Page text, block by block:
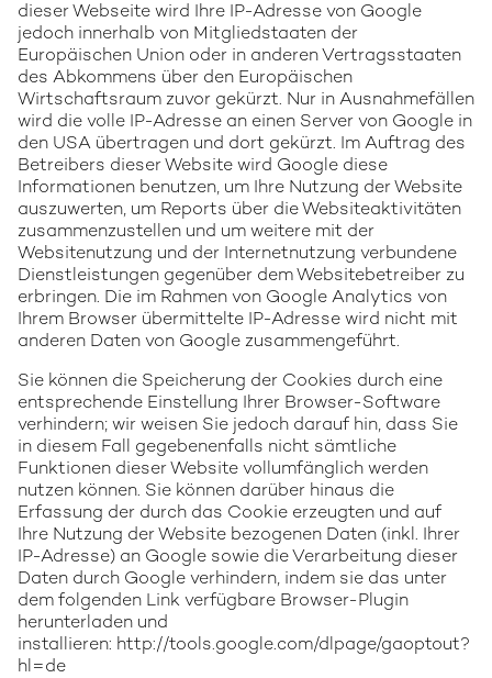
dieser Webseite wird Ihre IP-Adresse von Google
jedoch innerhalb von Mitgliedstaaten der
Europäischen Union oder in anderen Vertragsstaaten
des Abkommens über den Europäischen
Wirtschaftsraum zuvor gekürzt. Nur in Ausnahmefällen
wird die volle IP-Adresse an einen Server von Google in
den USA übertragen und dort gekürzt. Im Auftrag des
Betreibers dieser Website wird Google diese
Informationen benutzen, um Ihre Nutzung der Website
auszuwerten, um Reports über die Websiteaktivitäten
zusammenzustellen und um weitere mit der
Websitenutzung und der Internetnutzung verbundene
Dienstleistungen gegenüber dem Websitebetreiber zu
erbringen. Die im Rahmen von Google Analytics von
Ihrem Browser übermittelte IP-Adresse wird nicht mit
anderen Daten von Google zusammengeführt.
Sie können die Speicherung der Cookies durch eine
entsprechende Einstellung Ihrer Browser-Software
verhindern; wir weisen Sie jedoch darauf hin, dass Sie
in diesem Fall gegebenenfalls nicht sämtliche
Funktionen dieser Website vollumfänglich werden
nutzen können. Sie können darüber hinaus die
Erfassung der durch das Cookie erzeugten und auf
Ihre Nutzung der Website bezogenen Daten (inkl. Ihrer
IP-Adresse) an Google sowie die Verarbeitung dieser
Daten durch Google verhindern, indem sie das unter
dem folgenden Link verfügbare Browser-Plugin
herunterladen und
installieren: http://tools.google.com/dlpage/gaoptout?
hl=de